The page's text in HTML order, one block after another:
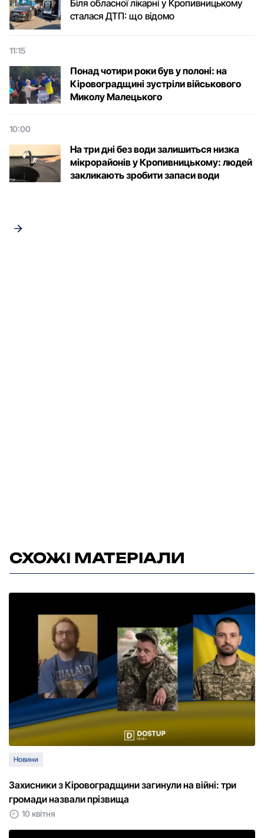
Біля обласної лікарні у Кропивницькому
сталася ДТП: що відомо
11:15
Понад чотири роки був у полоні: на
Кіровоградщині зустріли військового
Микoлу Малецькoгo
10:00
На три дні без води залишиться низка
мікрорайонів у Кропивницькому: людей
закликають зробити запаси води
СХОЖІ МАТЕРІАЛИ
Новини
Захисники з Кіровоградщини загинули на війні: три
громади назвали прізвища
10 квітня